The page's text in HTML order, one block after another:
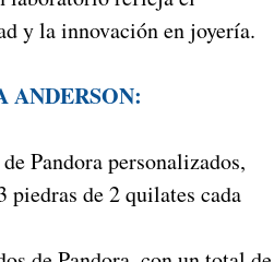
y la innovación en joyería.
ANDERSON:
Pandora personalizados,
de 2 quilates cada